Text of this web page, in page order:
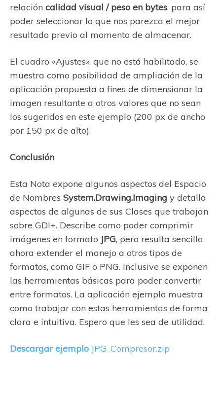
relación calidad visual / peso en bytes, para así
poder seleccionar lo que nos parezca el mejor
resultado previo al momento de almacenar.
El cuadro «Ajustes», que no está habilitado, se
muestra como posibilidad de ampliación de la
aplicación propuesta a fines de dimensionar la
imagen resultante a otros valores que no sean
los sugeridos en este ejemplo (200 px de ancho
por 150 px de alto).
Conclusión
Esta Nota expone algunos aspectos del Espacio
de Nombres System.Drawing.Imaging y detalla
aspectos de algunas de sus Clases que trabajan
sobre GDI+. Describe como poder comprimir
imágenes en formato JPG, pero resulta sencillo
ahora extender el manejo a otros tipos de
formatos, como GIF o PNG. Inclusive se exponen
las herramientas básicas para poder convertir
entre formatos. La aplicación ejemplo muestra
como trabajar con estas herramientas de forma
clara e intuitiva. Espero que les sea de utilidad.
Descargar ejemplo JPG_Compresor.zip